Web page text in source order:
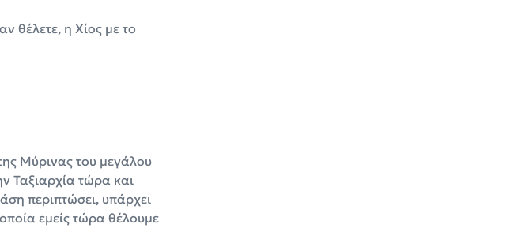
θέλετε, η Χίος με το
Μύρινας του μεγάλου
Ταξιαρχία τώρα και
περιπτώσει, υπάρχει
εμείς τώρα θέλουμε